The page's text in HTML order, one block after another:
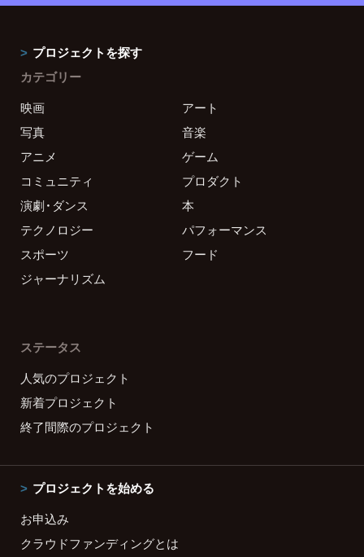
プロジェクトを探す
カテゴリー
映画
アート
写真
音楽
アニメ
ゲーム
コミュニティ
プロダクト
演劇・ダンス
本
テクノロジー
パフォーマンス
スポーツ
フード
ジャーナリズム
ステータス
人気のプロジェクト
新着プロジェクト
終了間際のプロジェクト
プロジェクトを始める
お申込み
クラウドファンディングとは